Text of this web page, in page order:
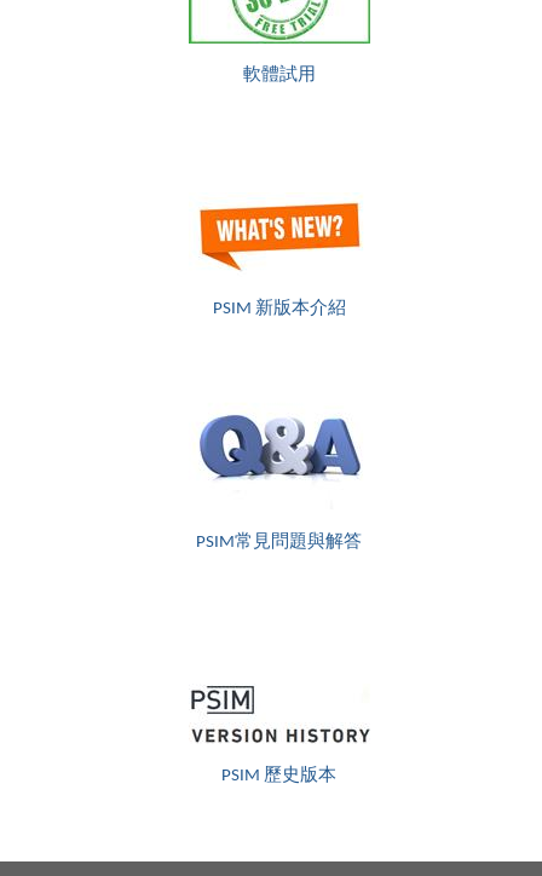
軟體試用
PSIM 新版本介紹
PSIM常見問題與解答
PSIM 歷史版本